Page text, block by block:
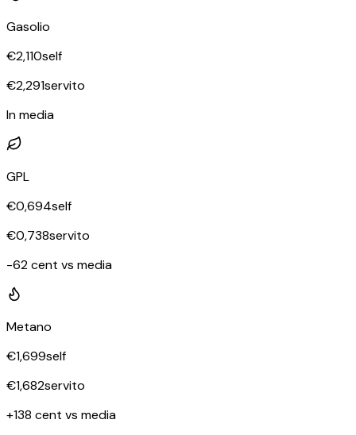
Gasolio
€2,110self
€2,291servito
In media
GPL
€0,694self
€0,738servito
-62 cent vs media
Metano
€1,699self
€1,682servito
+138 cent vs media